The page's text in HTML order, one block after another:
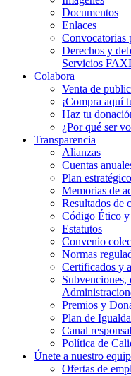
Documentos
Enlaces
Convocatorias
Derechos y
Servicios
Colabora
Venta de
¡Compra aquí
Haz tu
¿Por qué ser
Transparencia
Alianzas
Cuentas
Plan estratégico
Memorias de
Resultados de
Código Ético
Estatutos
Convenio
Normas
Certificados y
Subvenciones,
Premios y
Plan de
Canal
Política de
Únete a nuestro
Ofertas de